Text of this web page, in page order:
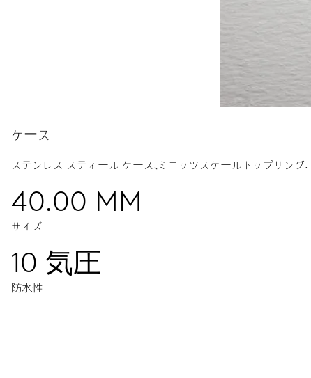
ケース
ステンレス スティール ケース、ミニッツスケールトップリング.
40.00 MM
サイズ
10 気圧
防水性